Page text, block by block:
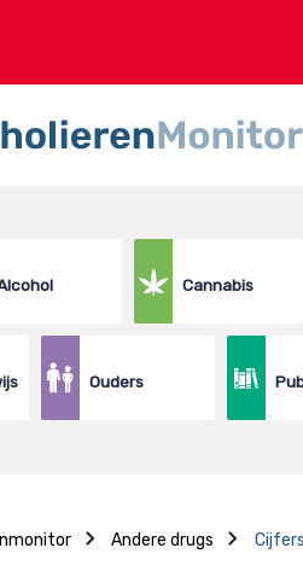
Cannabis
Ouders
Andere drugs